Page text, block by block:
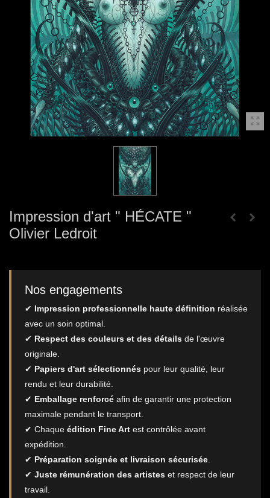
Impression d'art " HÉCATE "
Olivier Ledroit
Nos engagements
✔ Impression professionnelle haute définition réalisée
avec un soin optimal.
✔ Respect des couleurs et des détails de l'œuvre
originale.
✔ Papiers d'art sélectionnés pour leur qualité, leur
rendu et leur durabilité.
✔ Emballage renforcé afin de garantir une protection
maximale pendant le transport.
✔ Chaque édition Fine Art est contrôlée avant
expédition.
✔ Préparation soignée et livraison sécurisée
✔ Juste rémunération des artistes et respect de leur
travail.